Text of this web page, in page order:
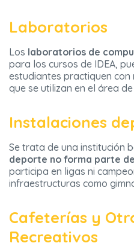
Laboratorios
Los laboratorios de
para los cursos de IDEA,
estudiantes practiquen
que se utilizan en el área
Instalaciones
Se trata de una institución
deporte no forma parte
participa en ligas ni
infraestructuras como
Cafeterías y
Recreativos